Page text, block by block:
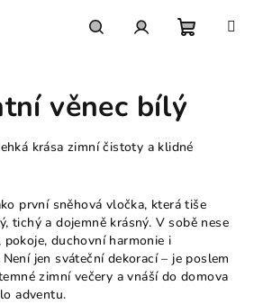
košík
věnec bílý
krása zimní čistoty a klidné
první sněhová vločka, která tiše
tichý a dojemně krásný. V sobě nese
duchovní harmonie i
jen sváteční dekorací – je poslem
zimní večery a vnáší do domova
adventu.